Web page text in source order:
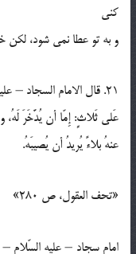
كني
و به تو عطا نمي شود، لكن
21. قال الامام السجاد – عليه السّلام – : المؤمِنُ مِن دُعائِهِ
عَلي ثَلاثٍ: إِمّا أن يُدَّخَرَ لَهُ،
عنهُ بلاءً يُريدُ أن يُصيبَهُ.
«تحف العقول، ص 280»
امام سجاد – عليه السّلام